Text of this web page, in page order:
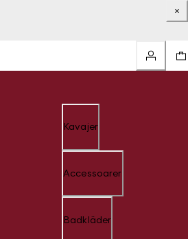
Kavajer
Accessoarer
Badkläder